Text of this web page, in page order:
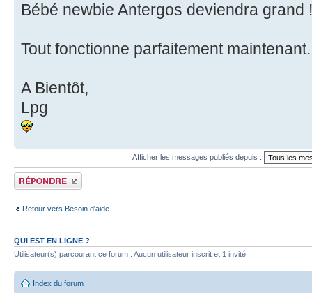
Bébé newbie Antergos deviendra grand
Tout fonctionne parfaitement
A Bientôt,
Lpg
Afficher les messages publiés depuis :
Publier une réponse
Retour vers Besoin d'aide
QUI EST EN LIGNE ?
Utilisateur(s) parcourant ce forum : Aucun utilisateur inscrit et 1 invité
Index du forum